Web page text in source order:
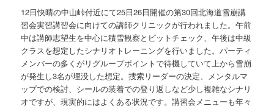
12日快晴の中山峠付近にて25日26日開催の第30回北海道雪崩講
習会実習講習会に向けての講師クリニックが行われました。午前
中は講師志望生を中心に積雪観察とピットチェック、午後は中級
クラスを想定したシナリオトレーニングを行いました。パーティ
メンバーの多くがリグループポイントで待機していて上から雪崩
が発生し3名が埋没した想定。捜索リーダーの決定、メンタルマ
ップでの検討、シールの装着での登り返しなど少し複雑なシナリ
オですが、現実的にはよくある状況です。講習会メニューも年々